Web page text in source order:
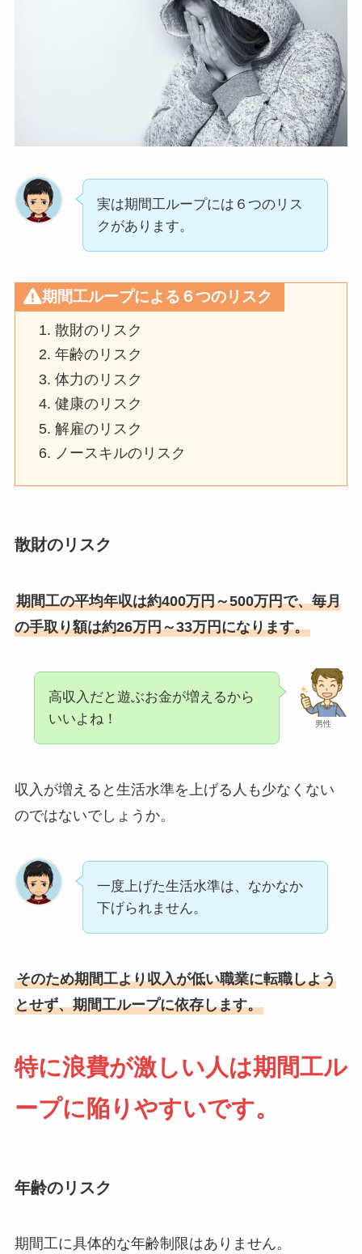
実は期間工ループには６つのリス
クがあります。
期間工ループによる６つのリスク
散財のリスク
年齢のリスク
体力のリスク
健康のリスク
解雇のリスク
ノースキルのリスク
散財のリスク
期間工の平均年収は約400万円～500万円で、毎月
の手取り額は約26万円～33万円になります。
男性
高収入だと遊ぶお金が増えるから
いいよね！
収入が増えると生活水準を上げる人も少なくない
のではないでしょうか。
一度上げた生活水準は、なかなか
下げられません。
そのため期間工より収入が低い職業に転職しよう
とせず、期間工ループに依存します。
特に浪費が激しい人は期間工ル
ープに陥りやすいです。
年齢のリスク
期間工に具体的な年齢制限はありません。